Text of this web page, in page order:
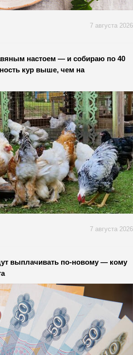
7 августа 2026
настоем — и собираю по 40
кур выше, чем на
7 августа 2026
выплачивать по-новому — кому